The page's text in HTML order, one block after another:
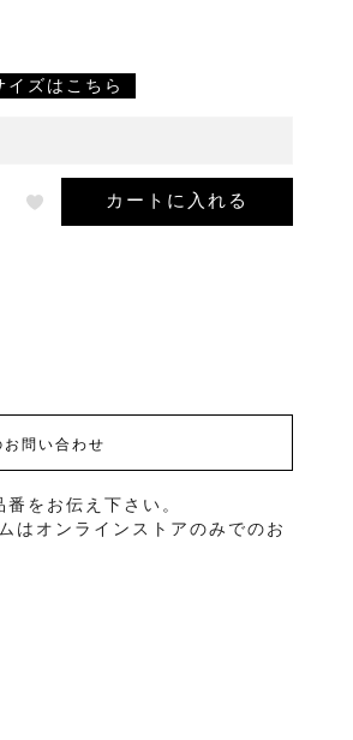
イズはこちら
カートに入れる
問い合わせ
をお伝え下さい。
はオンラインストアのみでのお